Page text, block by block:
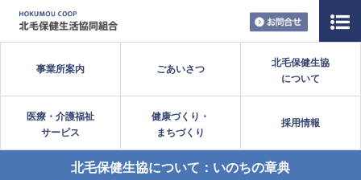
お問い合
事業所案内 ごあいさつ
北毛保健生協
について
医療・介護福祉
サービス
健康づくり・
まちづくり
採用情報
北毛保健生協について：いのちの章典